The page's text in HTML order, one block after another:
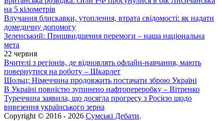
на 5 кілометрів
Влучання блискавки, утоплення, втрата свідомості: як надати
домедичну допомогу
Зеленський: Пришвидшення перемоги – наша національна
мета
22 червня
Вчителі з регіонів, де відновлять офлайн-навчання, мають
повернутися на роботу – Шкарлет
Шольц: Німеччина продовжить постачати зброю Україні
В Україні повністю зупинено нафтопереробку – Вітренко
Туреччина заявила, що досягла прогресу з Росією щодо
вивезення українського зерна
Copyright © 2016 - 2026 Сумські Дебати.